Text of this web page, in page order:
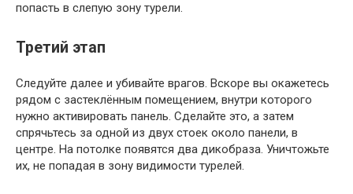
попасть в слепую зону турели.
Третий этап
Следуйте далее и убивайте врагов. Вскоре вы окажетесь
рядом с застеклённым помещением, внутри которого
нужно активировать панель. Сделайте это, а затем
спрячьтесь за одной из двух стоек около панели, в
центре. На потолке появятся два дикобраза. Уничтожьте
их, не попадая в зону видимости турелей.